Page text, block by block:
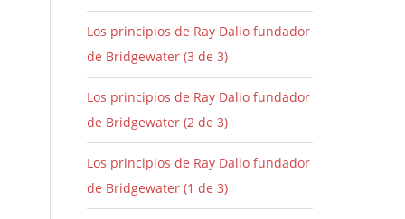
Los principios de Ray Dalio fundador
de Bridgewater (3 de 3)
Los principios de Ray Dalio fundador
de Bridgewater (2 de 3)
Los principios de Ray Dalio fundador
de Bridgewater (1 de 3)